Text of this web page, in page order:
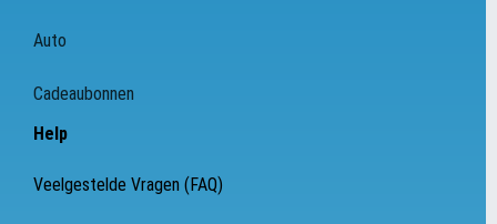
Auto
Cadeaubonnen
Help
Veelgestelde Vragen (FAQ)